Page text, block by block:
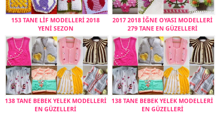
153 TANE LİF MODELLERİ 2018
YENİ SEZON
2017 2018 İĞNE OYASI MODELLERİ
279 TANE EN GÜZELLERİ
138 TANE BEBEK YELEK MODELLERİ
EN GÜZELLERİ
138 TANE BEBEK YELEK MODELLERİ
EN GÜZELLERİ